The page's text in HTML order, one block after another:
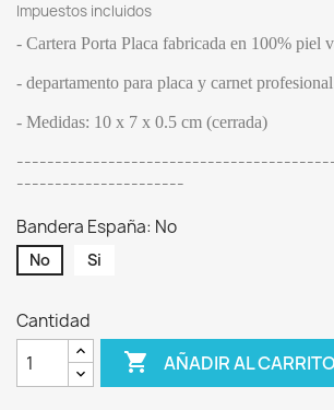
Impuestos incluidos
- Cartera Porta Placa fabricada en 100% piel
- departamento para placa y carnet profesional
- Medidas: 10 x 7 x 0.5 cm (cerrada)
----------------------
Bandera España: No
No Si
Cantidad
 AÑADIR AL CARRITO